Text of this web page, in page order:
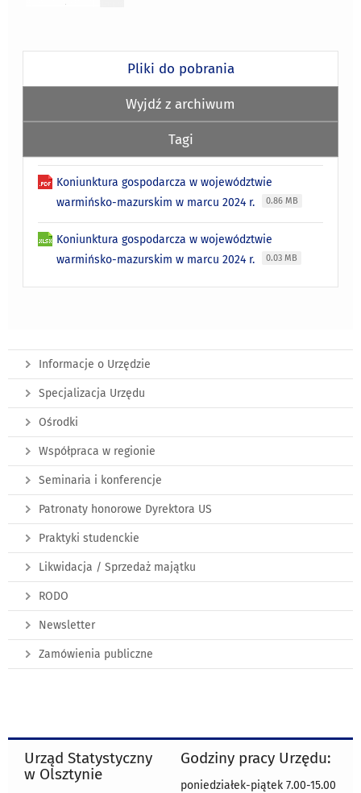
Pliki do pobrania
Wyjdź z archiwum
Tagi
Koniunktura gospodarcza w województwie
warmińsko-mazurskim w marcu 2024 r.
0.86 MB
Koniunktura gospodarcza w województwie
warmińsko-mazurskim w marcu 2024 r.
0.03 MB
Informacje o Urzędzie
Specjalizacja Urzędu
Ośrodki
Współpraca w regionie
Seminaria i konferencje
Patronaty honorowe Dyrektora US
Praktyki studenckie
Likwidacja / Sprzedaż majątku
RODO
Newsletter
Zamówienia publiczne
Urząd Statystyczny
w Olsztynie
Godziny pracy Urzędu:
poniedziałek-piątek 7.00-15.00